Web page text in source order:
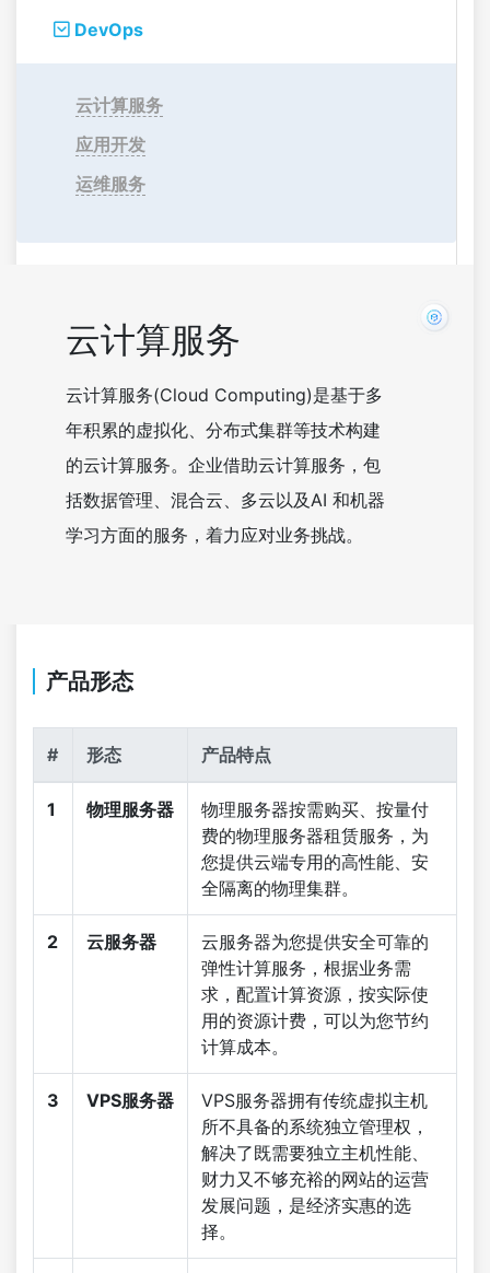
 DevOps
云计算服务
应用开发
运维服务
云计算服务
云计算服务(Cloud Computing)是基于多
年积累的虚拟化、分布式集群等技术构建
的云计算服务。企业借助云计算服务，包
括数据管理、混合云、多云以及AI 和机器
学习方面的服务，着力应对业务挑战。
产品形态
# 形态 产品特点
1 物理服务器
物理服务器按需购买、按量付
费的物理服务器租赁服务，为
您提供云端专用的高性能、安
全隔离的物理集群。
2 云服务器
云服务器为您提供安全可靠的
弹性计算服务，根据业务需
求，配置计算资源，按实际使
用的资源计费，可以为您节约
计算成本。
3 VPS服务器
VPS服务器拥有传统虚拟主机
所不具备的系统独立管理权，
解决了既需要独立主机性能、
财力又不够充裕的网站的运营
发展问题，是经济实惠的选
择。